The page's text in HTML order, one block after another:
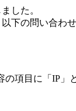
した。
下の問い合わ
項目に「IP